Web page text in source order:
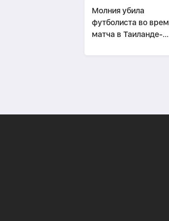
Молния убила
футболиста во
матча в Таиланде-